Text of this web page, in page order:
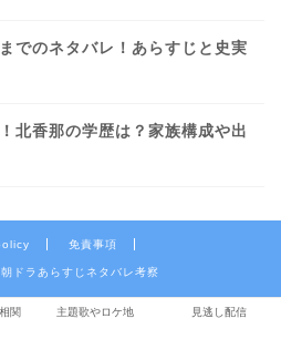
でのネタバレ！あらすじと史実
北香那の学歴は？家族構成や出
免責事項
ドラあらすじネタバレ考察
関
主題歌やロケ地 見逃し配信